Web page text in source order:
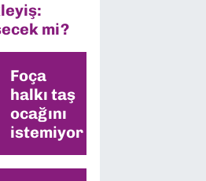
mi?
Foça
halkı taş
ocağını
istemiyor